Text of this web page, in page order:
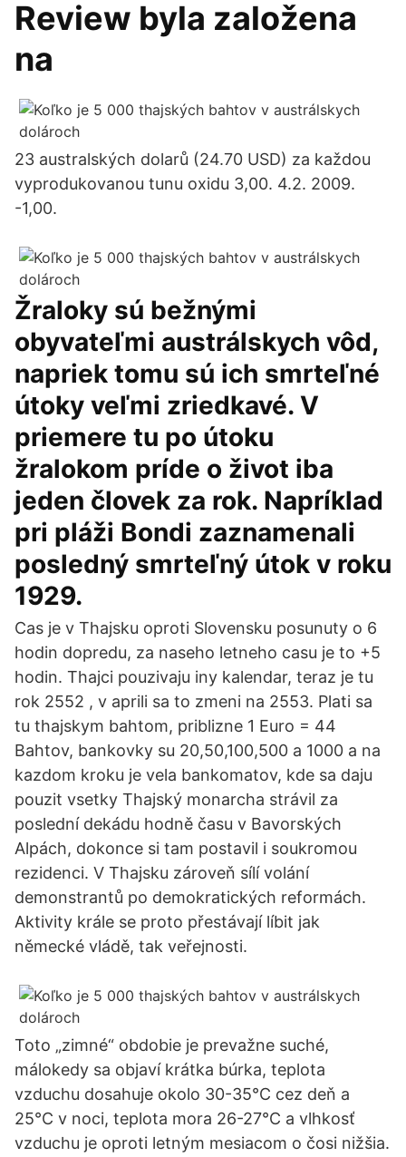
Review byla založena
na
23 australských dolarů (24.70 USD) za každou
vyprodukovanou tunu oxidu 3,00. 4.2. 2009.
-1,00.
Žraloky sú bežnými
obyvateľmi austrálskych vôd,
napriek tomu sú ich smrteľné
útoky veľmi zriedkavé. V
priemere tu po útoku
žralokom príde o život iba
jeden človek za rok. Napríklad
pri pláži Bondi zaznamenali
posledný smrteľný útok v roku
1929.
Cas je v Thajsku oproti Slovensku posunuty o 6
hodin dopredu, za naseho letneho casu je to +5
hodin. Thajci pouzivaju iny kalendar, teraz je tu
rok 2552 , v aprili sa to zmeni na 2553. Plati sa
tu thajskym bahtom, priblizne 1 Euro = 44
Bahtov, bankovky su 20,50,100,500 a 1000 a na
kazdom kroku je vela bankomatov, kde sa daju
pouzit vsetky Thajský monarcha strávil za
poslední dekádu hodně času v Bavorských
Alpách, dokonce si tam postavil i soukromou
rezidenci. V Thajsku zároveň sílí volání
demonstrantů po demokratických reformách.
Aktivity krále se proto přestávají líbit jak
německé vládě, tak veřejnosti.
Toto „zimné“ obdobie je prevažne suché,
málokedy sa objaví krátka búrka, teplota
vzduchu dosahuje okolo 30-35°C cez deň a
25°C v noci, teplota mora 26-27°C a vlhkosť
vzduchu je oproti letným mesiacom o čosi nižšia.